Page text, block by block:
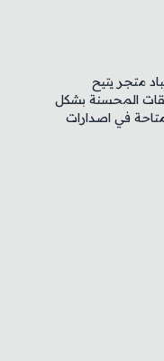
متجر يتيح
المحسنة بشكل
في اصدارات